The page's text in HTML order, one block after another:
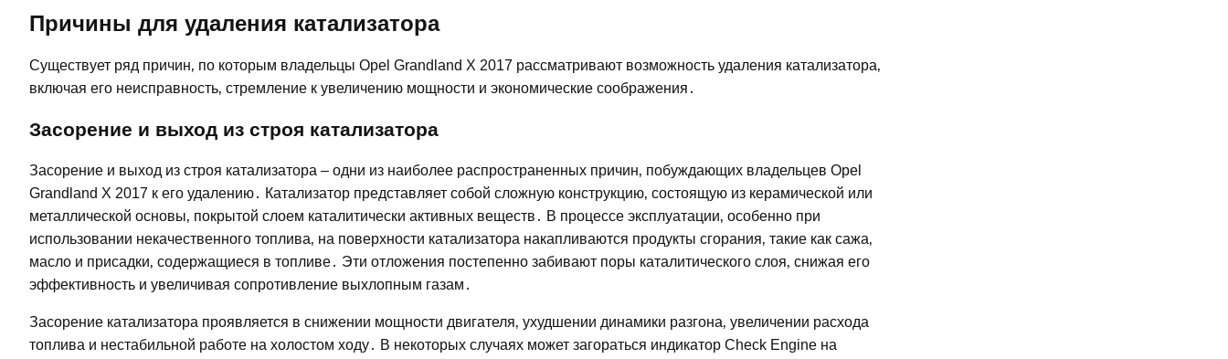
Причины для удаления катализатора
Существует ряд причин‚ по которым владельцы Opel Grandland X 2017 рассматривают возможность удаления катализатора‚
включая его неисправность‚ стремление к увеличению мощности и экономические соображения․
Засорение и выход из строя катализатора
Засорение и выход из строя катализатора – одни из наиболее распространенных причин‚ побуждающих владельцев Opel
Grandland X 2017 к его удалению․ Катализатор представляет собой сложную конструкцию‚ состоящую из керамической или
металлической основы‚ покрытой слоем каталитически активных веществ․ В процессе эксплуатации‚ особенно при
использовании некачественного топлива‚ на поверхности катализатора накапливаются продукты сгорания‚ такие как сажа‚
масло и присадки‚ содержащиеся в топливе․ Эти отложения постепенно забивают поры каталитического слоя‚ снижая его
эффективность и увеличивая сопротивление выхлопным газам․
Засорение катализатора проявляется в снижении мощности двигателя‚ ухудшении динамики разгона‚ увеличении расхода
топлива и нестабильной работе на холостом ходу․ В некоторых случаях может загораться индикатор Check Engine на